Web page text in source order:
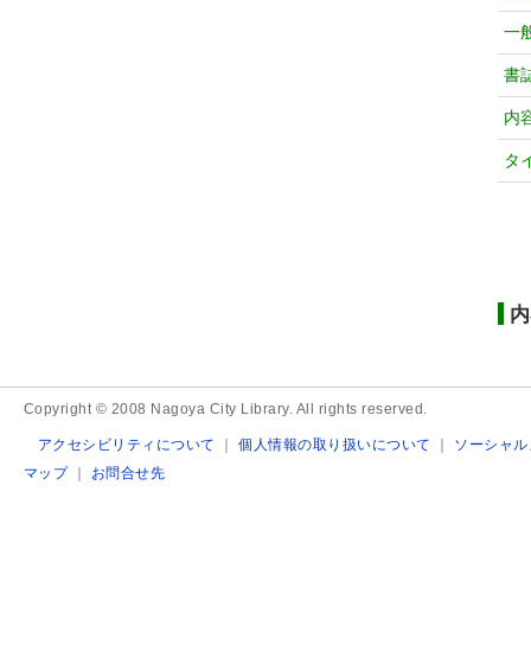
一
書
内
タ
Copyright © 2008 Nagoya City Library. All rights reserved.
アクセシビリティについて ｜個人情報の取り扱いについて ｜ ソーシャ
マップ｜ お問合せ先